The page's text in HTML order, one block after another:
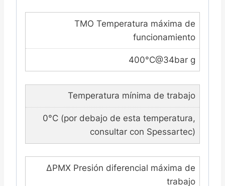
TMO Temperatura máxima de
funcionamiento
400°C@34bar g
Temperatura mínima de trabajo
0°C (por debajo de esta temperatura,
consultar con Spessartec)
ΔPMX Presión diferencial máxima de
trabajo